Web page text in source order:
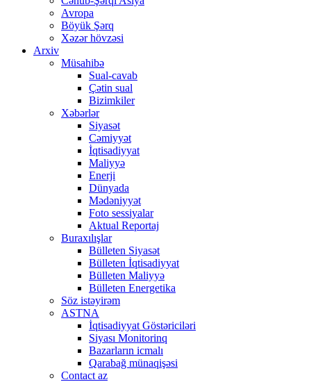
Avropa
Böyük Şərq
Xəzər hövzəsi
Arxiv
Müsahibə
Sual-cavab
Çətin sual
Bizimkiler
Xəbərlər
Siyasət
Cəmiyyət
İqtisadiyyat
Maliyyə
Enerji
Dünyada
Mədəniyyət
Foto sessiyalar
Aktual Reportaj
Buraxılışlar
Bülleten Siyasət
Bülleten İqtisadiyyat
Bülleten Maliyyə
Bülleten Energetika
Söz istəyirəm
ASTNA
İqtisadiyyat Göstəriciləri
Siyası Monitorinq
Bazarların icmalı
Qarabağ münaqişəsi
Contact az